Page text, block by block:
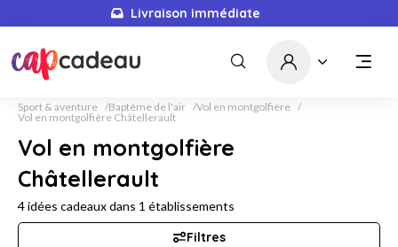
Livraison immédiate
Sport & aventure Baptême de l'air
Vol en montgolfière
Vol en montgolfière Châtellerault
Vol en montgolfière
Châtellerault
4idées cadeaux dans 1 établissements
Filtres